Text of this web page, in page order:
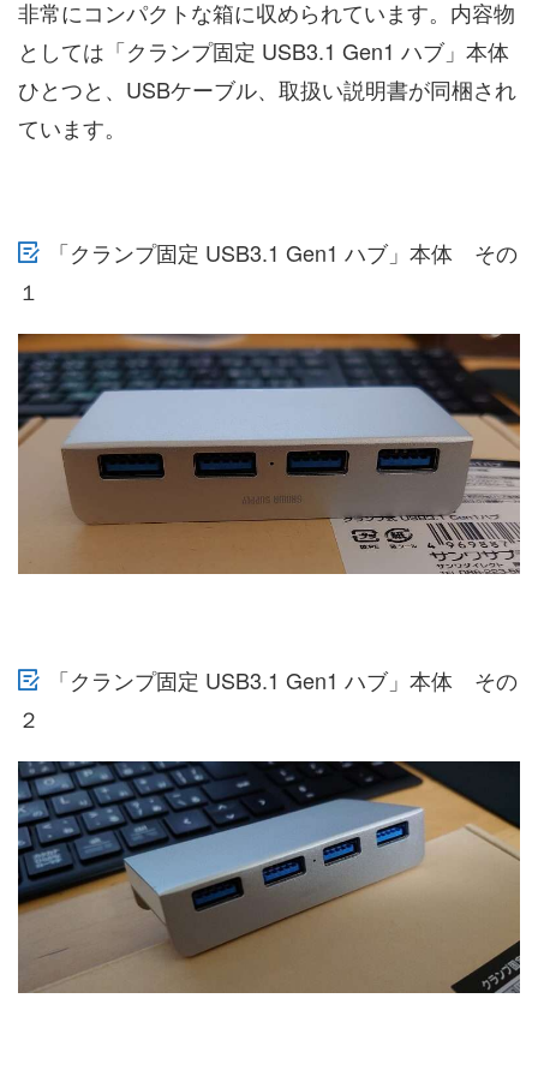
非常にコンパクトな箱に収められています。内容物
としては「クランプ固定 USB3.1 Gen1 ハブ」本体
ひとつと、USBケーブル、取扱い説明書が同梱され
ています。
「クランプ固定 USB3.1 Gen1 ハブ」本体 その
１
「クランプ固定 USB3.1 Gen1 ハブ」本体 その
２